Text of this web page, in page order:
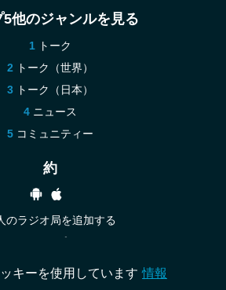
5他のジャンルを見る
トーク
トーク（世界）
トーク（日本）
ニュース
コミュニティー
約
のラジオ局を追加する
キーを使用しています 情報